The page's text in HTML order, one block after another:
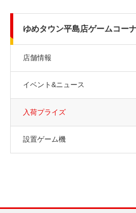
ゆめタウン平島店ゲームコー
店舗情報
イベント&ニュース
入荷プライズ
設置ゲーム機